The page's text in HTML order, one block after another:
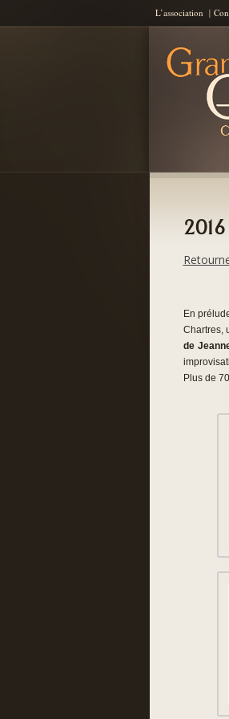
L’association
AGOC
En
Chartres,
de
Plus de